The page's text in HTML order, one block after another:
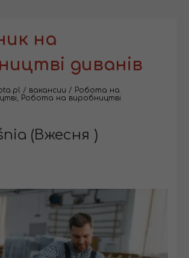
на
диванів
/ вакансии / Робота на
, Робота на виробництві
(Вжесня )